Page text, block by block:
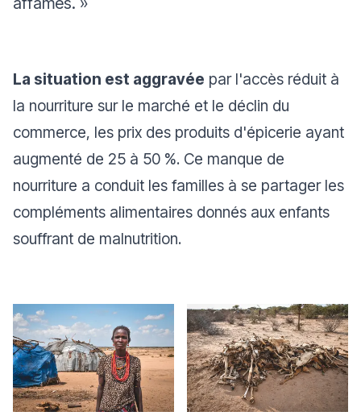
La situation est aggravée par l'accès réduit à
la nourriture sur le marché et le déclin du
commerce, les prix des produits d'épicerie ayant
augmenté de 25 à 50 %. Ce manque de
nourriture a conduit les familles à se partager les
compléments alimentaires donnés aux enfants
souffrant de malnutrition.